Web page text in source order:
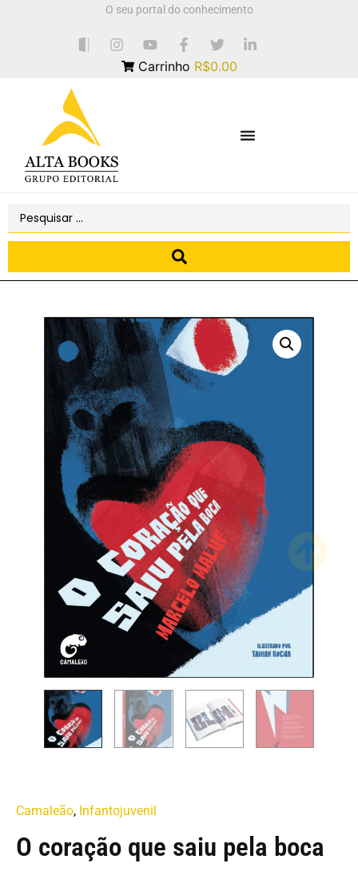
O seu portal do conhecimento
Carrinho R$0.00
Camaleão, Infantojuvenil
O coração que saiu pela boca